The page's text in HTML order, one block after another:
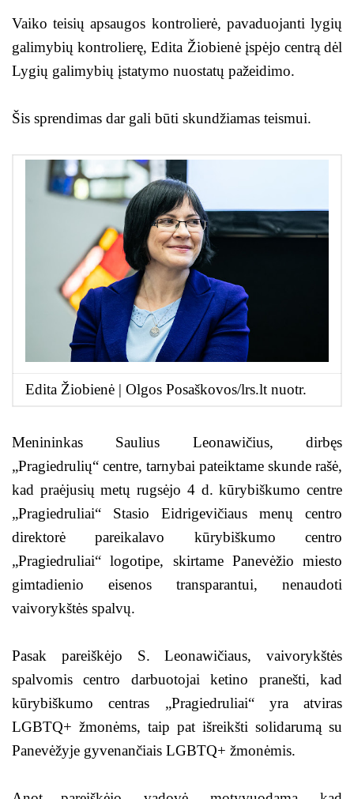
Vaiko teisių apsaugos kontrolierė, pavaduojanti lygių
galimybių kontrolierę, Edita Žiobienė įspėjo centrą dėl
Lygių galimybių įstatymo nuostatų pažeidimo.
Šis sprendimas dar gali būti skundžiamas teismui.
Edita Žiobienė | Olgos Posaškovos/lrs.lt nuotr.
Menininkas Saulius Leonawičius, dirbęs
„Pragiedrulių“ centre, tarnybai pateiktame skunde rašė,
kad praėjusių metų rugsėjo 4 d. kūrybiškumo centre
„Pragiedruliai“ Stasio Eidrigevičiaus menų centro
direktorė pareikalavo kūrybiškumo centro
„Pragiedruliai“ logotipe, skirtame Panevėžio miesto
gimtadienio eisenos transparantui, nenaudoti
vaivorykštės spalvų.
Pasak pareiškėjo S. Leonawičiaus, vaivorykštės
spalvomis centro darbuotojai ketino pranešti, kad
kūrybiškumo centras „Pragiedruliai“ yra atviras
LGBTQ+ žmonėms, taip pat išreikšti solidarumą su
Panevėžyje gyvenančiais LGBTQ+ žmonėmis.